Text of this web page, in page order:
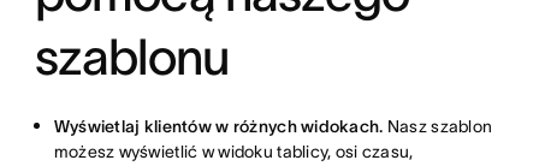
szablonu
Wyświetlaj klientów w różnych widokach. Nasz szablon
możesz wyświetlić w widoku tablicy, osi czasu,